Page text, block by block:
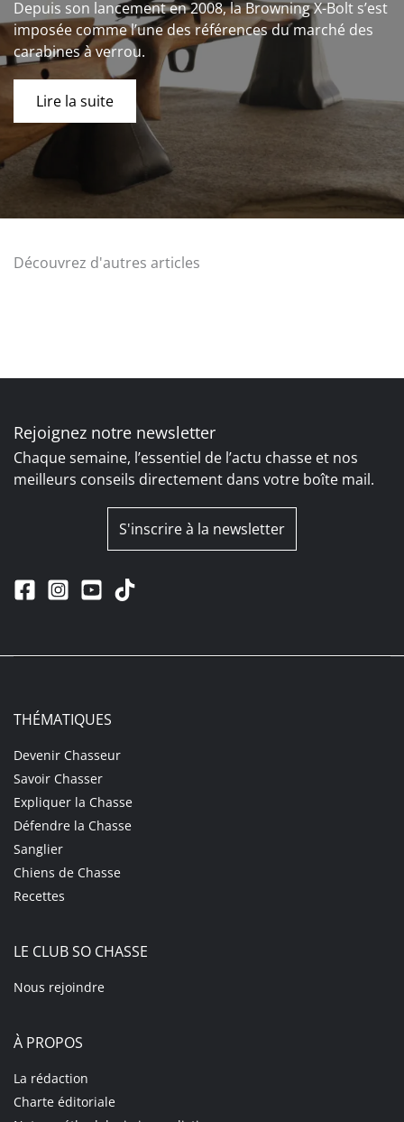
Depuis son lancement en 2008, la Browning X-Bolt s’est
imposée comme l’une des références du marché des
carabines à verrou.
Lire la suite
Découvrez d'autres articles
Rejoignez notre newsletter
Chaque semaine, l’essentiel de l’actu chasse et nos
meilleurs conseils directement dans votre boîte mail.
S'inscrire à la newsletter
THÉMATIQUES
Devenir Chasseur
Savoir Chasser
Expliquer la Chasse
Défendre la Chasse
Sanglier
Chiens de Chasse
Recettes
LE CLUB SO CHASSE
Nous rejoindre
À PROPOS
La rédaction
Charte éditoriale